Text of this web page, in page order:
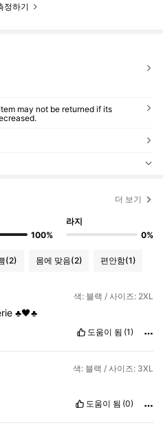
정하기
may not be returned if its
더 보기
100%
라지
0%
(2) 몸에 맞음(2) 편안함(1)
색: 블랙 / 사이즈: 2XL
♣️🖤♣️
도움이 됨 (1)
색: 블랙 / 사이즈: 3XL
도움이 됨 (0)